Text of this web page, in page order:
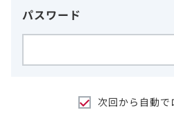
パスワード
次回から自動で